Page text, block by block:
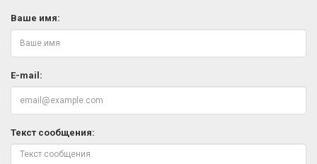
Ваше имя:
E-mail:
Текст сообщения: